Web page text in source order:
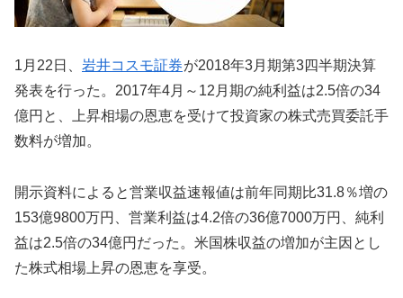
1月22日、 岩井コスモ証券が2018年3月期第3四半期決算
発表を行った。2017年4月～12月期の純利益は2.5倍の34
億円と、上昇相場の恩恵を受けて投資家の株式売買委託手
数料が増加。
開示資料によると営業収益速報値は前年同期比31.8％増の
153億9800万円、営業利益は4.2倍の36億7000万円、純利
益は2.5倍の34億円だった。米国株収益の増加が主因とし
た株式相場上昇の恩恵を享受。